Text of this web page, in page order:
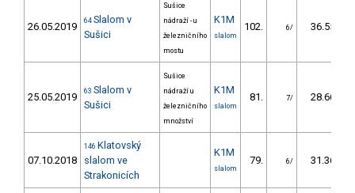
26.05.2019 64 Slalom v
Sušici
Sušice
nádraží - u
železničního
mostu
K1M
slalom
102. 6/ 36.55
25.05.2019 63 Slalom v
Sušici
Sušice
nádraží u
železničního
množství
K1M
slalom
81. 7/ 28.66
07.10.2018
146 Klatovský
slalom ve
Strakonicích
K1M
slalom
79. 6/ 31.36